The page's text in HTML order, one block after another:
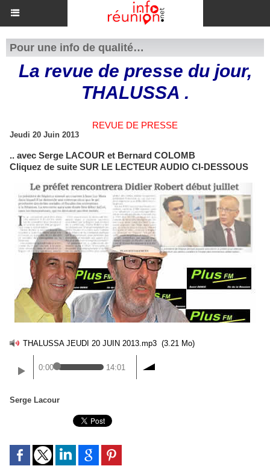
Pour une info de qualité…
La revue de presse du jour,
THALUSSA .
REVUE DE PRESSE
Jeudi 20 Juin 2013
.. avec Serge LACOUR et Bernard COLOMB
Cliquez de suite SUR LE LECTEUR AUDIO CI-DESSOUS
THALUSSA JEUDI 20 JUIN 2013.mp3 (3.21 Mo)
0:00 14:01
Serge Lacour